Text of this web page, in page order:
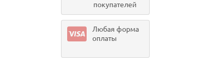
покупателей
Любая форма
оплаты